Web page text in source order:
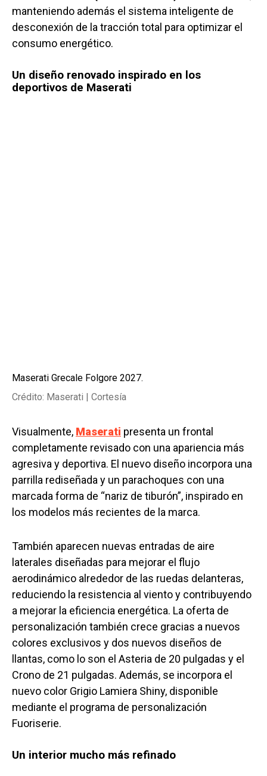
manteniendo además el sistema inteligente de
desconexión de la tracción total para optimizar el
consumo energético.
Un diseño renovado inspirado en los
deportivos de Maserati
Maserati Grecale Folgore 2027.
Crédito: Maserati | Cortesía
Visualmente, Maserati presenta un frontal
completamente revisado con una apariencia más
agresiva y deportiva. El nuevo diseño incorpora una
parrilla rediseñada y un parachoques con una
marcada forma de “nariz de tiburón”, inspirado en
los modelos más recientes de la marca.
También aparecen nuevas entradas de aire
laterales diseñadas para mejorar el flujo
aerodinámico alrededor de las ruedas delanteras,
reduciendo la resistencia al viento y contribuyendo
a mejorar la eficiencia energética. La oferta de
personalización también crece gracias a nuevos
colores exclusivos y dos nuevos diseños de
llantas, como lo son el Asteria de 20 pulgadas y el
Crono de 21 pulgadas. Además, se incorpora el
nuevo color Grigio Lamiera Shiny, disponible
mediante el programa de personalización
Fuoriserie.
Un interior mucho más refinado